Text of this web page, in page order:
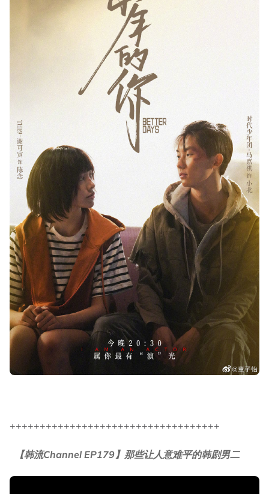
+++++++++++++++++++++++++++++++++++
【韩流Channel EP179】那些让人意难平的韩剧男二